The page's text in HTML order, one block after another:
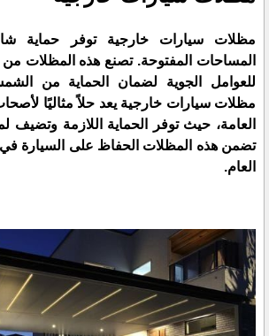
مظلات سيارات خارجية توفر حماية
المساحات المفتوحة. تصنع هذه المظلات من
للعوامل الجوية لضمان الحماية من
مظلات سيارات خارجية يعد حلاً مثاليًا
العامة، حيث توفر الحماية اللازمة وتضيف
تضمن هذه المظلات الحفاظ على السيارة
العام.